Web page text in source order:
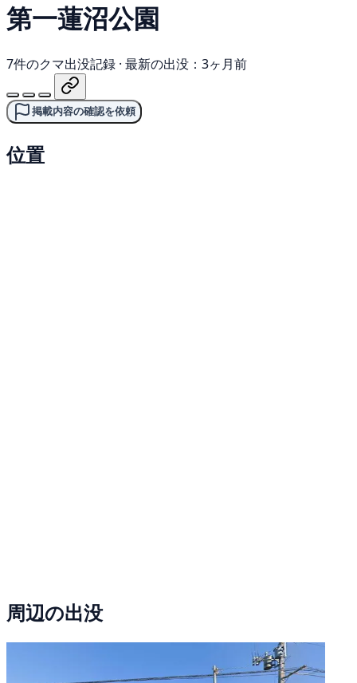
第一蓮沼公園
7件のクマ出没記録 · 最新の出没：3ヶ月前
掲載内容の確認を依頼
位置
周辺の出没